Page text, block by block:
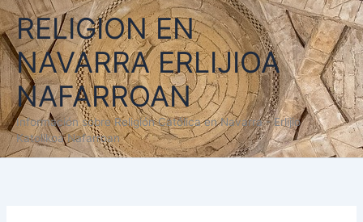
Ir
al
contenido
RELIGION EN
NAVARRA ERLIJIOA
NAFARROAN
Información sobre Religión Católica en Navarra - Erlijio
Katolikoa Nafarroan